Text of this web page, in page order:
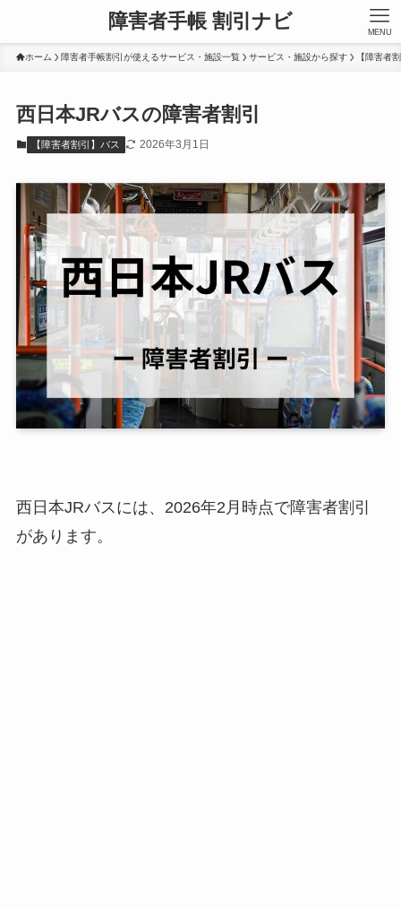
障害者手帳 割引ナビ MENU
ホーム 障害者手帳割引が使えるサービス・施設一覧 サービス・施設から探す 【障害者
西日本JRバスの障害者割引
【障害者割引】バス 2026年3月1日
西日本JRバスには、2026年2月時点で障害者割引
があります。